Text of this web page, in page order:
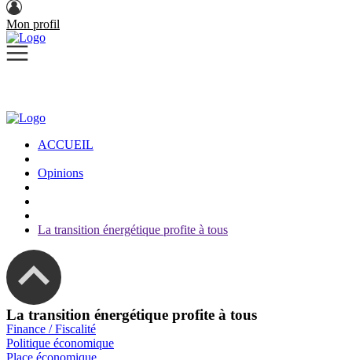
Mon profil
ACCUEIL
Opinions
La transition énergétique profite à tous
La transition énergétique profite à tous
Finance / Fiscalité
Politique économique
Place économique